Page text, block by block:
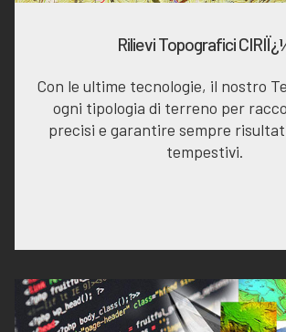
Rilievi Topografici
Con le ultime tecnologie, il nostro
ogni tipologia di terreno per
precisi e garantire sempre
tempestivi.